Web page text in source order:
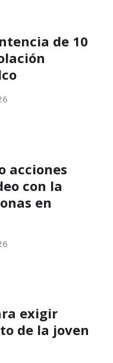
de 10
acciones
con la
en
exigir
de la joven